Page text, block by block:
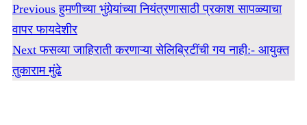
Previous हुमणीच्या भुंगेर्‍यांच्या नियंत्रणासाठी प्रकाश सापळ्याचा
वापर फायदेशीर
Next फसव्या जाहिराती करणाऱ्या सेलिब्रिटींची गय नाही:- आयुक्त
तुकाराम मुंढे